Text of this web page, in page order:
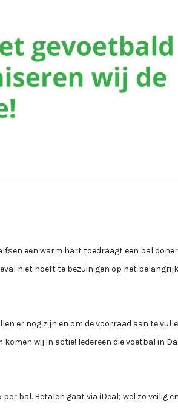
een warm hart toedraagt een bal
niet hoeft te bezuinigen op het
er nog zijn en om de voorraad aan te
wij in actie! Iedereen die voetbal in
bal. Betalen gaat via iDeal; wel zo veilig en